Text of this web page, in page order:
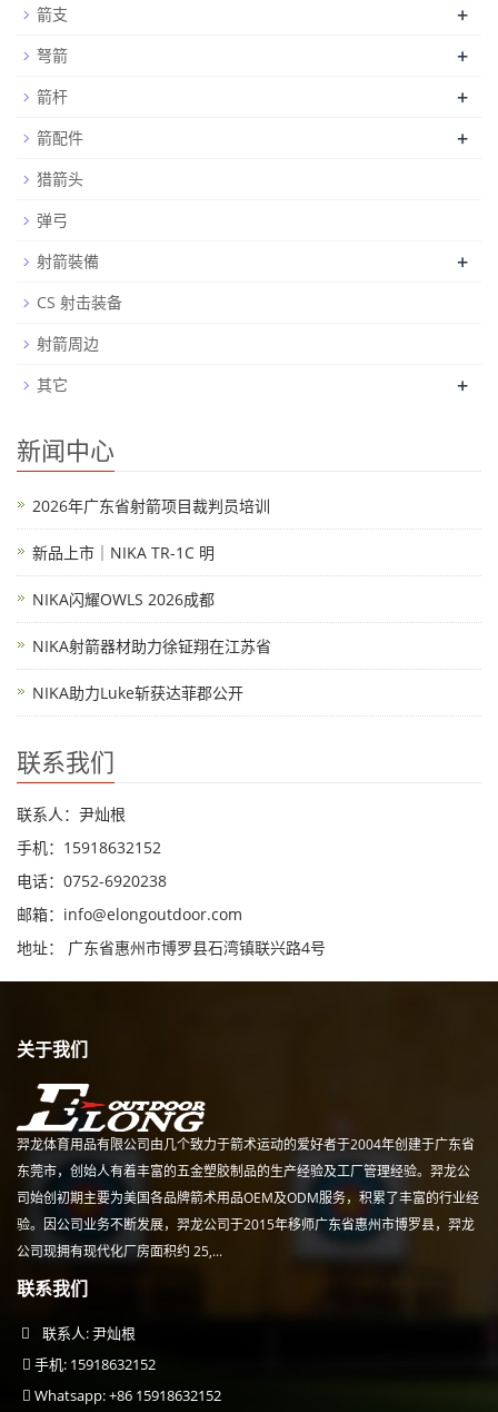
箭支 +
弩箭 +
箭杆 +
箭配件 +
猎箭头
弹弓
射箭裝備
+
CS 射击装备
射箭周边
其它
+
新闻中心
2026年广东省射箭项目裁判员培训
新品上市｜NIKA TR-1C 明
NIKA闪耀OWLS 2026成都
NIKA射箭器材助力徐钲翔在江苏省
NIKA助力Luke斩获达菲郡公开
联系我们
联系人：尹灿根
手机：15918632152
电话：0752-6920238
邮箱： info@elongoutdoor.com
地址： 广东省惠州市博罗县石湾镇联兴路4号
关于我们
羿龙体育用品有限公司由几个致力于箭术运动的爱好者于2004年创建于广东省
东莞市，创始人有着丰富的五金塑胶制品的生产经验及工厂管理经验。羿龙公
司始创初期主要为美国各品牌箭术用品OEM及ODM服务，积累了丰富的行业经
验。因公司业务不断发展，羿龙公司于2015年移师广东省惠州市博罗县，羿龙
公司现拥有现代化厂房面积约 25,...
联系我们
联系人: 尹灿根
手机: 15918632152
Whatsapp: +86 15918632152